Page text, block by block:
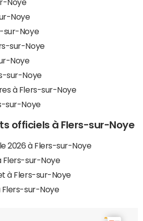
Noye
Noye
sur-Noye
sur-Noye
Noye
sur-Noye
à Flers-sur-Noye
sur-Noye
officiels à Flers-sur-Noye
2026 à Flers-sur-Noye
Flers-sur-Noye
à Flers-sur-Noye
Flers-sur-Noye